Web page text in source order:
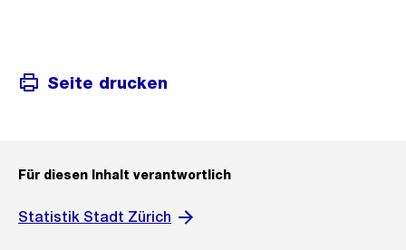
Seite drucken
Für diesen Inhalt verantwortlich
Statistik Stadt Zürich